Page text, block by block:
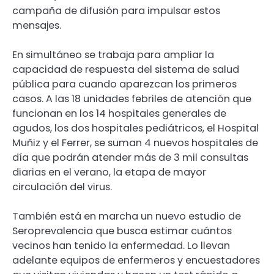
campaña de difusión para impulsar estos
mensajes.
En simultáneo se trabaja para ampliar la
capacidad de respuesta del sistema de salud
pública para cuando aparezcan los primeros
casos. A las 18 unidades febriles de atención que
funcionan en los 14 hospitales generales de
agudos, los dos hospitales pediátricos, el Hospital
Muñiz y el Ferrer, se suman 4 nuevos hospitales de
día que podrán atender más de 3 mil consultas
diarias en el verano, la etapa de mayor
circulación del virus.
También está en marcha un nuevo estudio de
Seroprevalencia que busca estimar cuántos
vecinos han tenido la enfermedad. Lo llevan
adelante equipos de enfermeros y encuestadores